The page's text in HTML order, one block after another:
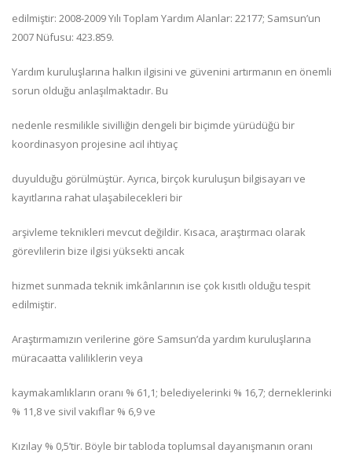
edilmiştir: 2008-2009 Yılı Toplam Yardım Alanlar: 22177; Samsun’un
2007 Nüfusu: 423.859.
Yardım kuruluşlarına halkın ilgisini ve güvenini artırmanın en önemli
sorun olduğu anlaşılmaktadır. Bu
nedenle resmilikle sivilliğin dengeli bir biçimde yürüdüğü bir
koordinasyon projesine acil ihtiyaç
duyulduğu görülmüştür. Ayrıca, birçok kuruluşun bilgisayarı ve
kayıtlarına rahat ulaşabilecekleri bir
arşivleme teknikleri mevcut değildir. Kısaca, araştırmacı olarak
görevlilerin bize ilgisi yüksekti ancak
hizmet sunmada teknik imkânlarının ise çok kısıtlı olduğu tespit
edilmiştir.
Araştırmamızın verilerine göre Samsun’da yardım kuruluşlarına
müracaatta valiliklerin veya
kaymakamlıkların oranı % 61,1; belediyelerinki % 16,7; derneklerinki
% 11,8 ve sivil vakıflar % 6,9 ve
Kızılay % 0,5’tir. Böyle bir tabloda toplumsal dayanışmanın oranı